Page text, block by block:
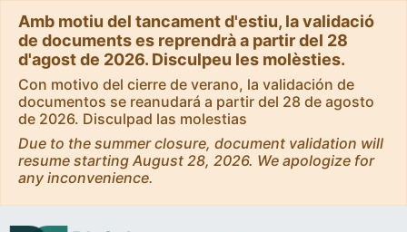
Amb motiu del tancament d'estiu, la validació
de documents es reprendrà a partir del 28
d'agost de 2026. Disculpeu les molèsties.
Con motivo del cierre de verano, la validación de
documentos se reanudará a partir del 28 de agosto
de 2026. Disculpad las molestias
Due to the summer closure, document validation will
resume starting August 28, 2026. We apologize for
any inconvenience.